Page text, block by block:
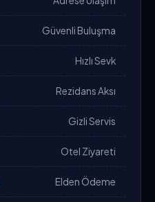
Güvenli Buluşma
Hızlı Sevk
Rezidans Aksı
Gizli Servis
Otel Ziyareti
Elden Ödeme